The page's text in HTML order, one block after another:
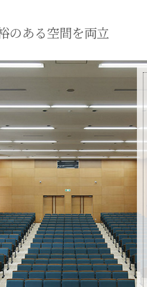
のある空間を両立